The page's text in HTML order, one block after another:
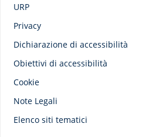
URP
Privacy
Dichiarazione di accessibilità
Obiettivi di accessibilità
Cookie
Note Legali
Elenco siti tematici